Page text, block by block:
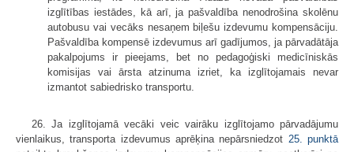
izglītības iestādes, kā arī, ja pašvaldība nenodrošina skolēnu
autobusu vai vecāks nesaņem biļešu izdevumu kompensāciju.
Pašvaldība kompensē izdevumus arī gadījumos, ja pārvadātāja
pakalpojums ir pieejams, bet no pedagoģiski medicīniskās
komisijas vai ārsta atzinuma izriet, ka izglītojamais nevar
izmantot sabiedrisko transportu.
26. Ja izglītojamā vecāki veic vairāku izglītojamo pārvadājumu
vienlaikus, transporta izdevumus aprēķina nepārsniedzot 25. punktā